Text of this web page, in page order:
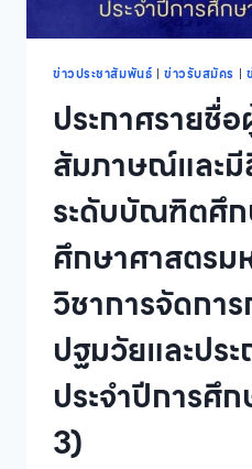
ข่าวประชาสัมพันธ์ | ข่าวรับสมัคร |
ประกาศรายชื่
สัมภาษณ์และมี
ระดับบัณฑิตศึ
ศึกษาศาสตร
วิชาการจัดกา
ปฐมวัยและปร
ประจำปีการศึ
3)